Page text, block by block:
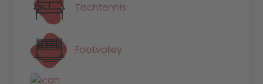
Tischtennis
Footvolley